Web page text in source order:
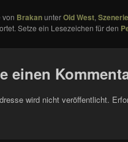
von BrakanunterOld West,Szenerie
Setze ein Lesezeichen für den
einen
wird nicht veröffentlicht.